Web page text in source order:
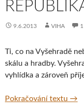
9.6.2013 VIHA
Ti, co na Vyšehradě
skálu a hradby.
vyhlídka a zároveň
Pokračování textu →